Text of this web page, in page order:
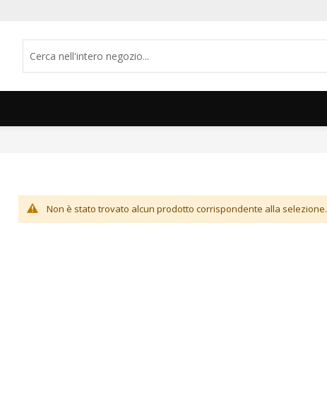
Non è stato trovato alcun prodotto corrispondente alla selezione.